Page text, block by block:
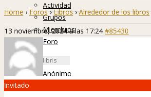
Actividad
Grupos
Miembros
Foro
Home › Foros › Libros › Alrededor de los libros
13 noviembre, 2024 a las 17:24 #85430
Anónimo
Invitado